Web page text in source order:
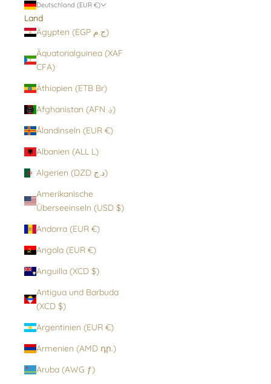
Deutschland (EUR €)
Land
Ägypten (EGP ج.م)
Äquatorialguinea (XAF
CFA)
Äthiopien (ETB Br)
Afghanistan (AFN ؋)
Ålandinseln (EUR €)
Albanien (ALL L)
Algerien (DZD د.ج)
Amerikanische
Überseeinseln (USD $)
Andorra (EUR €)
Angola (EUR €)
Anguilla (XCD $)
Antigua und Barbuda
(XCD $)
Argentinien (EUR €)
Armenien (AMD դր.)
Aruba (AWG ƒ)